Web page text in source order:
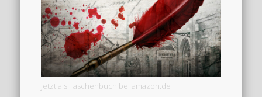
Jetzt als Taschenbuch bei amazon.de